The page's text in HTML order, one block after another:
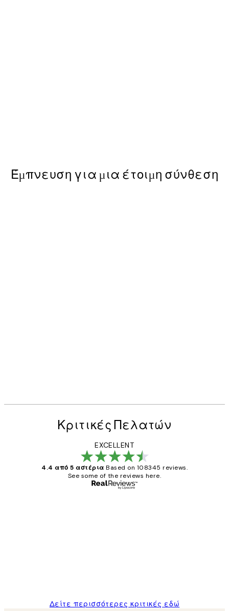
Έμπνευση για μια έτοιμη σύνθεση
Κριτικές Πελατών
EXCELLENT
4.4 από 5 αστέρια Based on 108345 reviews.
See some of the reviews here.
Δείτε περισσότερες κριτικές εδώ